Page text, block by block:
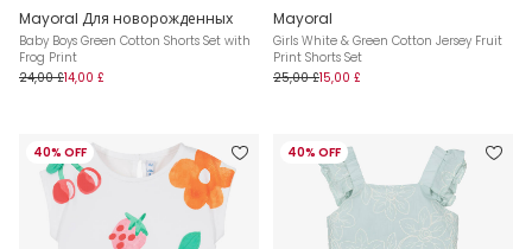
Mayoral Для новорожденных
Baby Boys Green Cotton Shorts Set with
Frog Print
24,00 £14,00 £
Mayoral
Girls White & Green Cotton Jersey Fruit
Print Shorts Set
25,00 £15,00 £
40% OFF 40% OFF